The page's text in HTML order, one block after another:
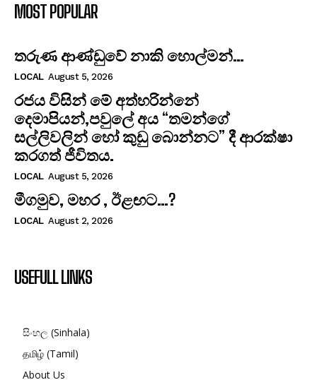
MOST POPULAR
තරුණ ආණ්ඩුවේ නාකි හොල්මන්…
LOCAL August 5, 2026
රජය විසින් මේ අත්හරින්නේ
දෙමාපියන්,පවුලේ අය “තමන්ගේ
සල්ලිවලින් හෝ කුඩු බොන්නට” දී ආරක්ෂා
කරගත් ජීවිතය.
LOCAL August 5, 2026
මීගමුව, මහර , ඊළඟට…?
LOCAL August 2, 2026
USEFULL LINKS
සිංහල (Sinhala)
தமிழ் (Tamil)
About Us